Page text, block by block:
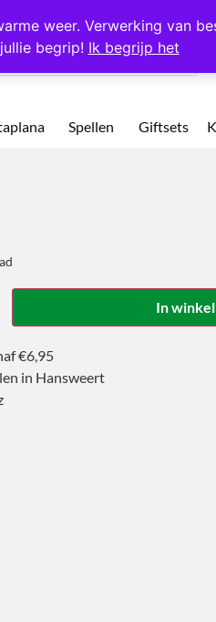
weer. Verwerking van
begrip! Ik begrijp het
Gratis op te halen in Hansweert
Spellen Giftsets
In
€6,95
in Hansweert